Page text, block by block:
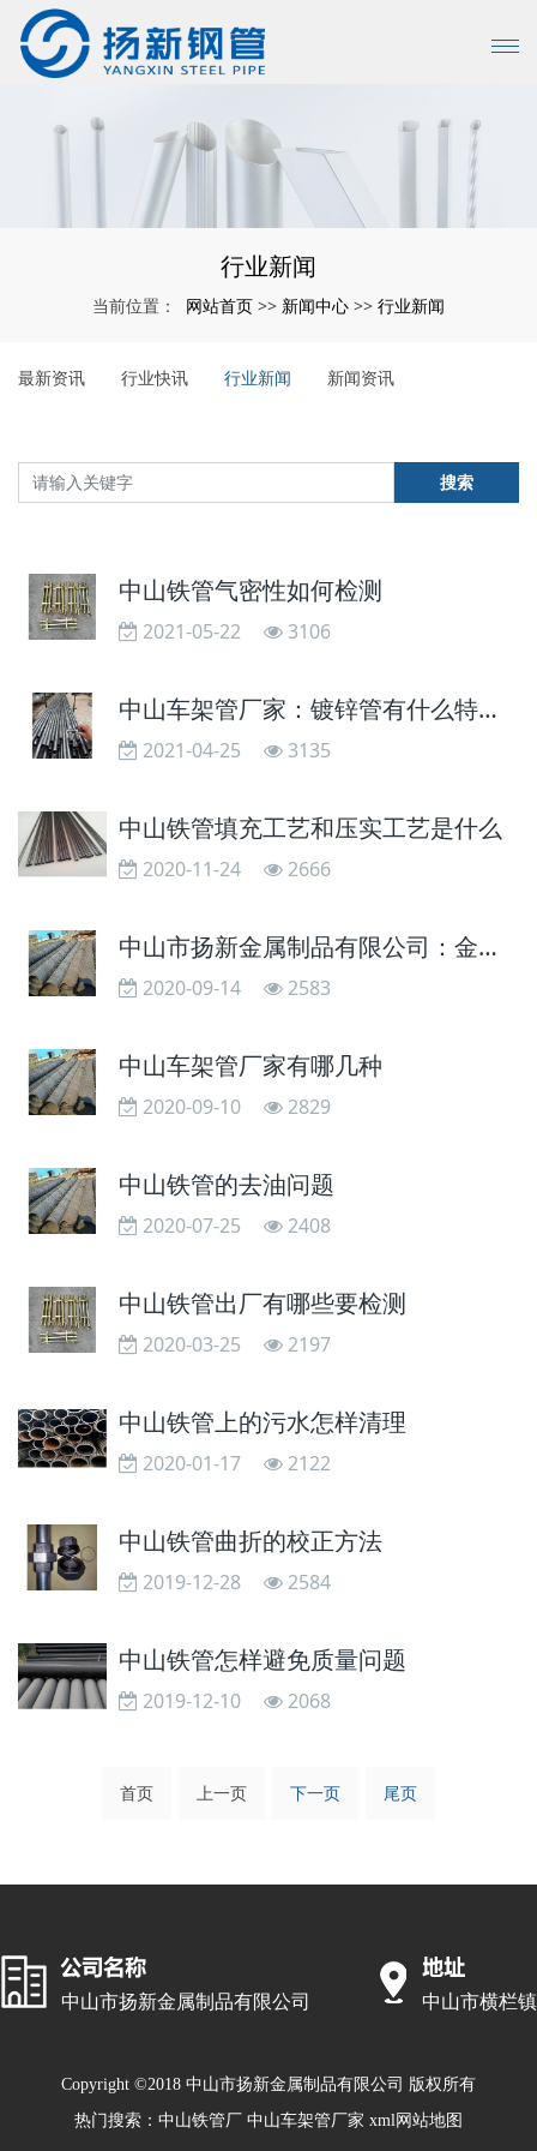
行业新闻
当前位置： 网站首页 >> 新闻中心 >> 行业新闻
最新资讯 行业快讯 行业新闻 新闻资讯
搜索
中山铁管气密性如何检测
2021-05-22 3106
中山车架管厂家：镀锌管有什么特点？
2021-04-25 3135
中山铁管填充工艺和压实工艺是什么
2020-11-24 2666
中山市扬新金属制品有限公司：金属有几大类
2020-09-14 2583
中山车架管厂家有哪几种
2020-09-10 2829
中山铁管的去油问题
2020-07-25 2408
中山铁管出厂有哪些要检测
2020-03-25 2197
中山铁管上的污水怎样清理
2020-01-17 2122
中山铁管曲折的校正方法
2019-12-28 2584
中山铁管怎样避免质量问题
2019-12-10 2068
首页 上一页 下一页 尾页
中山市扬新金属制品有限公司 中山市横栏
Copyright ©2018 中山市扬新金属制品有限公司 版权所有
热门搜索： 中山铁管厂 中山车架管厂家 xml网站地图